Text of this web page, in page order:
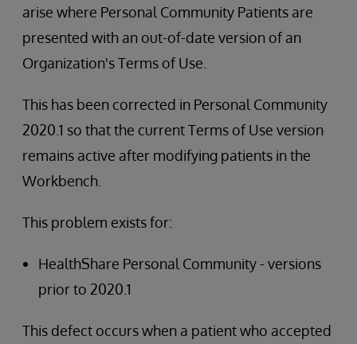
arise where Personal Community Patients are
presented with an out-of-date version of an
Organization's Terms of Use.
This has been corrected in Personal Community
2020.1 so that the current Terms of Use version
remains active after modifying patients in the
Workbench.
This problem exists for:
HealthShare Personal Community - versions
prior to 2020.1
This defect occurs when a patient who accepted